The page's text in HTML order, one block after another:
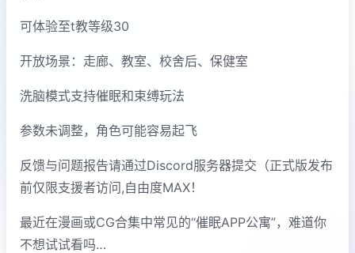
可体验至t教等级30
开放场景：走廊、教室、校舍后、保健室
洗脑模式支持催眠和束缚玩法
参数未调整，角色可能容易起飞
反馈与问题报告请通过Discord服务器提交（正式版发布
前仅限支援者访问,自由度MAX！
最近在漫画或CG合集中常见的“催眠APP公寓”，难道你
不想试试看吗…